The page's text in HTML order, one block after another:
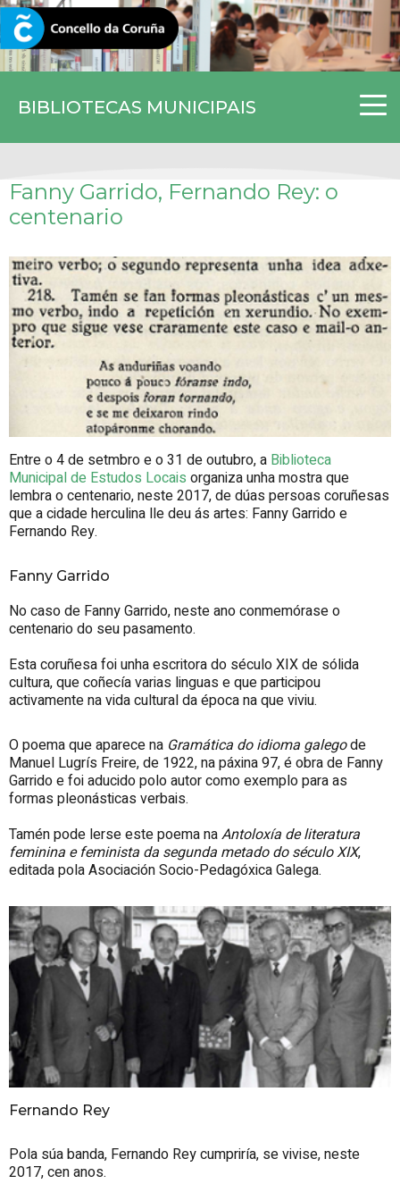
BIBLIOTECAS MUNICIPAIS
CORUNA.GAL
Fanny Garrido, Fernando Rey: o
centenario
Entre o 4 de setmbro e o 31 de outubro, a Biblioteca
Municipal de Estudos Locais organiza unha mostra que
lembra o centenario, neste 2017, de dúas persoas coruñesas
que a cidade herculina lle deu ás artes: Fanny Garrido e
Fernando Rey.
Fanny Garrido
No caso de Fanny Garrido, neste ano conmemórase o
centenario do seu pasamento.
Esta coruñesa foi unha escritora do século XIX de sólida
cultura, que coñecía varias linguas e que participou
activamente na vida cultural da época na que viviu.
O poema que aparece na Gramática do idioma galegode
Manuel Lugrís Freire, de 1922, na páxina 97, é obra de Fanny
Garrido e foi aducido polo autor como exemplo para as
formas pleonásticas verbais.
Tamén pode lerse este poema naAntoloxía de literatura
feminina e feminista da segunda metado do século XIX,
editada pola Asociación Socio-Pedagóxica Galega.
Fernando Rey
Pola súa banda, Fernando Rey cumpriría, se vivise, neste
2017, cen anos.